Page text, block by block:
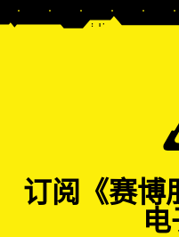
订阅《赛博
电